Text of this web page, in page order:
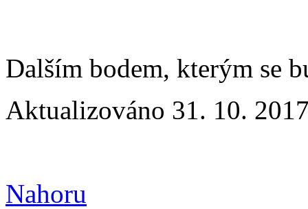
Dalším bodem, kterým se
Aktualizováno 31. 10.
Nahoru